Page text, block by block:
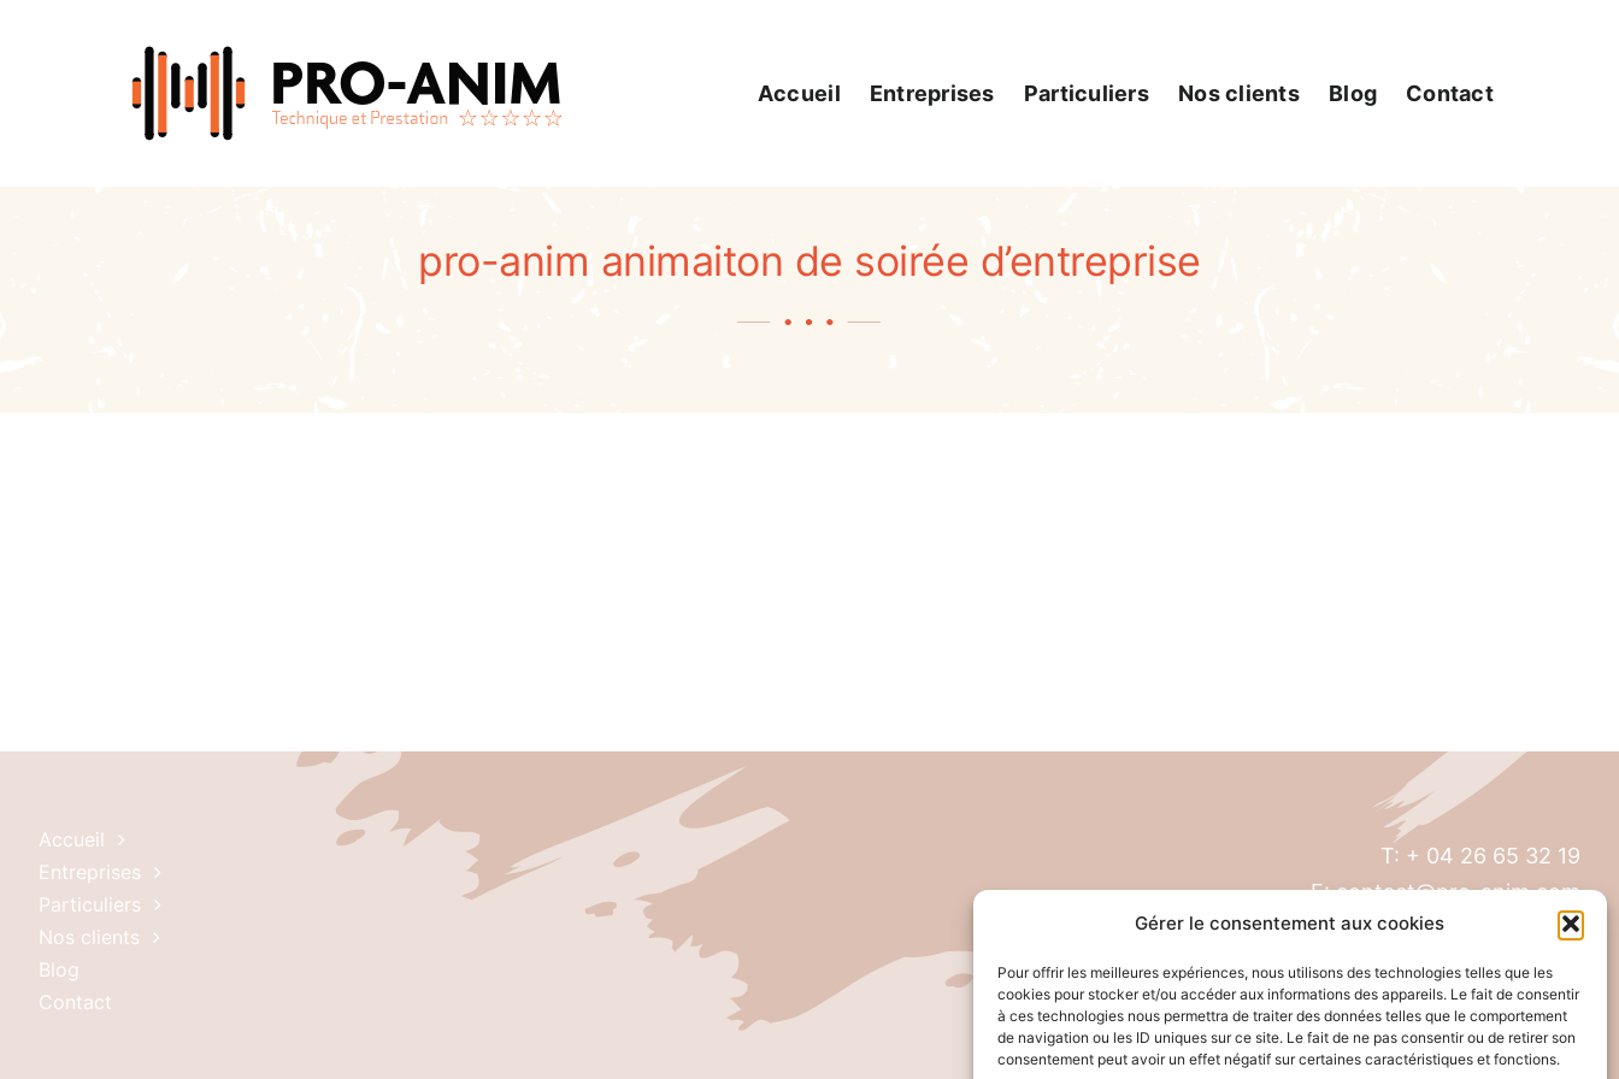
Gérer le consentement aux cookies
Pour offrir les meilleures expériences, nous utilisons des technologies telles que les
cookies pour stocker et/ou accéder aux informations des appareils. Le fait de consentir
à ces technologies nous permettra de traiter des données telles que le comportement
de navigation ou les ID uniques sur ce site. Le fait de ne pas consentir ou de retirer son
consentement peut avoir un effet négatif sur certaines caractéristiques et fonctions.
Accueil Entreprises Particuliers Nos clients Blog Contact
pro-anim animaiton de soirée d’entreprise
Accueil
Entreprises
Particuliers
Nos clients
Blog
Contact
T: + 04 26 65 32 19
E: contact@pro-anim.com
69300 Caluire